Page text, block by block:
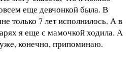
еще девчонкой была. В
только 7 лет исполнилось. А в
я еще с мамочкой ходила. А
конечно, припоминаю.